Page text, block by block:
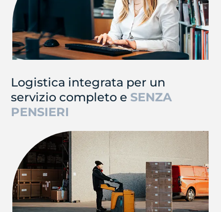
Logistica integrata per un
servizio completo e SENZA
PENSIERI